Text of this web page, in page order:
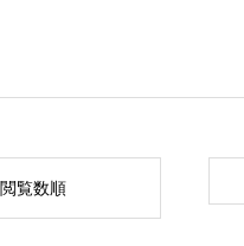
閲覧数順